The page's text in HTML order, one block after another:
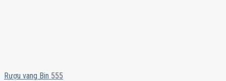
Rượu vang Bin 555